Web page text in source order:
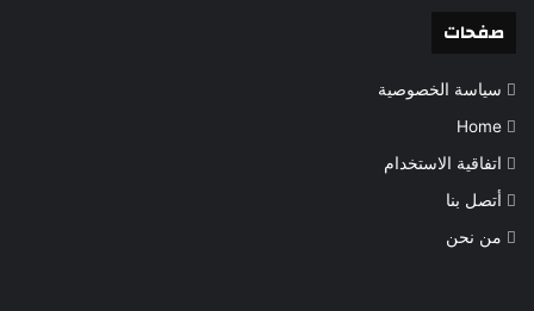
صفحات
سياسة الخصوصية
Home
اتفاقية الاستخدام
أتصل بنا
من نحن